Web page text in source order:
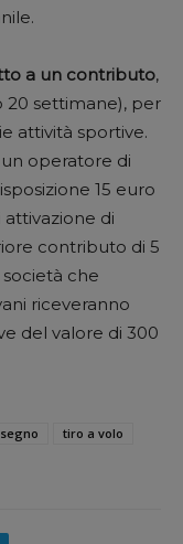
a un contributo,
20 settimane), per
attività sportive.
operatore di
15 euro
attivazione di
contributo di 5
che
riceveranno
del valore di 300
tiro a volo